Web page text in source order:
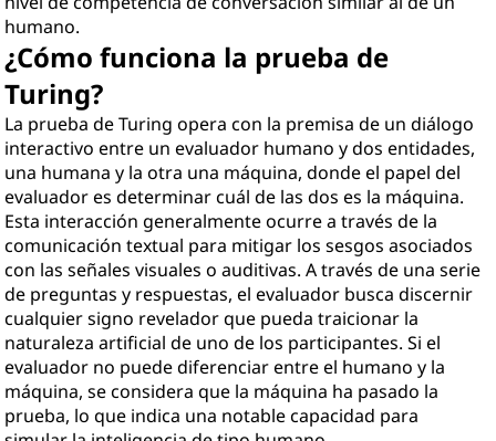
humano.
¿Cómo funciona la prueba de
Turing?
La prueba de Turing opera con la premisa de un diálogo
interactivo entre un evaluador humano y dos entidades,
una humana y la otra una máquina, donde el papel del
evaluador es determinar cuál de las dos es la máquina.
Esta interacción generalmente ocurre a través de la
comunicación textual para mitigar los sesgos asociados
con las señales visuales o auditivas. A través de una serie
de preguntas y respuestas, el evaluador busca discernir
cualquier signo revelador que pueda traicionar la
naturaleza artificial de uno de los participantes. Si el
evaluador no puede diferenciar entre el humano y la
máquina, se considera que la máquina ha pasado la
prueba, lo que indica una notable capacidad para